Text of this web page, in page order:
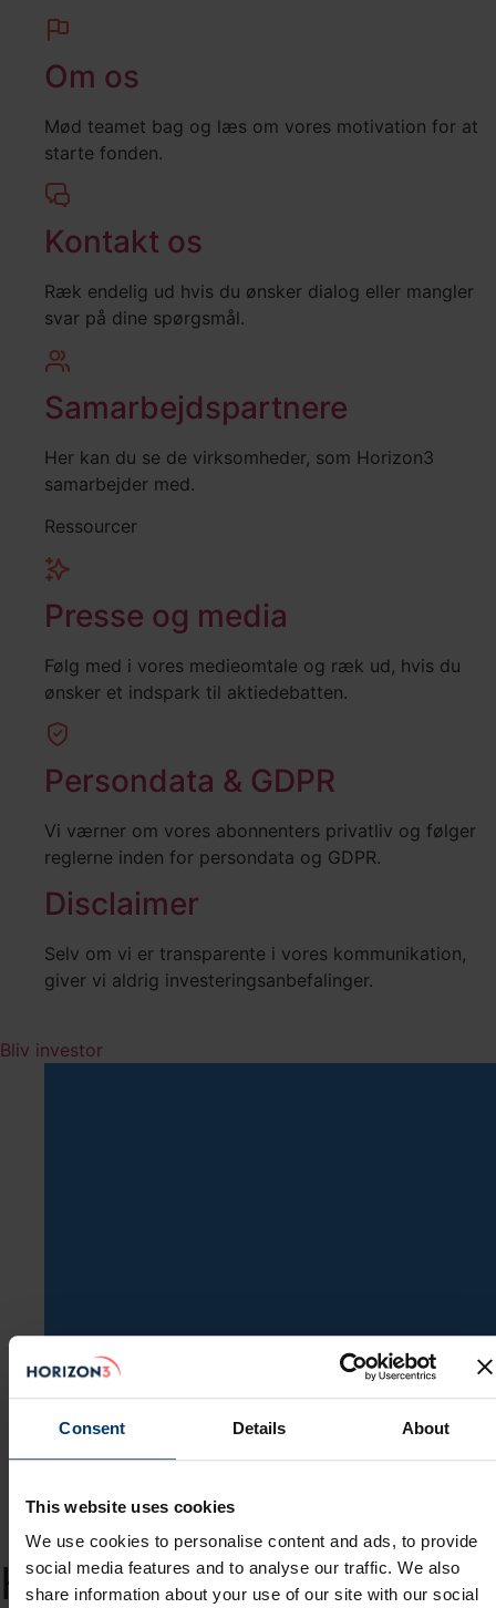
Consent Details About
This website uses cookies
We use cookies to personalise content and ads, to provide
social media features and to analyse our traffic. We also
share information about your use of our site with our social
Om os
Mød teamet bag og læs om vores motivation for at
starte fonden.
Kontakt os
Ræk endelig ud hvis du ønsker dialog eller mangler
svar på dine spørgsmål.
Samarbejdspartnere
Her kan du se de virksomheder, som Horizon3
samarbejder med.
Ressourcer
Presse og media
Følg med i vores medieomtale og ræk ud, hvis du
ønsker et indspark til aktiedebatten.
Persondata & GDPR
Vi værner om vores abonnenters privatliv og følger
reglerne inden for persondata og GDPR.
Disclaimer
Selv om vi er transparente i vores kommunikation,
giver vi aldrig investeringsanbefalinger.
Bliv investor
Arkiv
Hims & Hers